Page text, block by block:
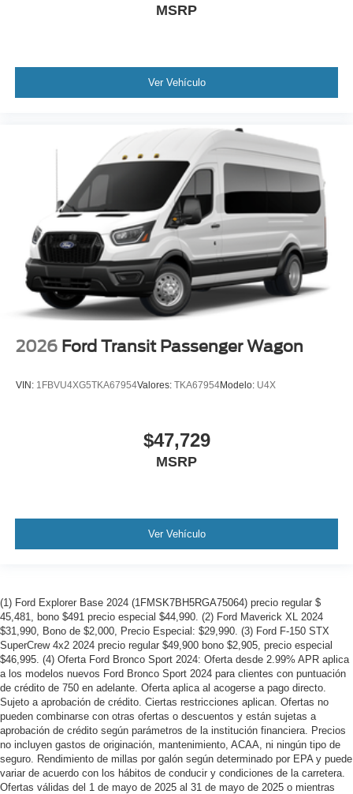
MSRP
Ver Vehículo
2026 Ford Transit Passenger Wagon
VIN: 1FBVU4XG5TKA67954Valores: TKA67954Modelo: U4X
$47,729
MSRP
Ver Vehículo
(1) Ford Explorer Base 2024 (1FMSK7BH5RGA75064) precio regular $
45,481, bono $491 precio especial $44,990. (2) Ford Maverick XL 2024
$31,990, Bono de $2,000, Precio Especial: $29,990. (3) Ford F-150 STX
SuperCrew 4x2 2024 precio regular $49,900 bono $2,905, precio especial
$46,995. (4) Oferta Ford Bronco Sport 2024: Oferta desde 2.99% APR aplica
a los modelos nuevos Ford Bronco Sport 2024 para clientes con puntuación
de crédito de 750 en adelante. Oferta aplica al acogerse a pago directo.
Sujeto a aprobación de crédito. Ciertas restricciones aplican. Ofertas no
pueden combinarse con otras ofertas o descuentos y están sujetas a
aprobación de crédito según parámetros de la institución financiera. Precios
no incluyen gastos de originación, mantenimiento, ACAA, ni ningún tipo de
seguro. Rendimiento de millas por galón según determinado por EPA y puede
variar de acuerdo con los hábitos de conducir y condiciones de la carretera.
Ofertas válidas del 1 de mayo de 2025 al 31 de mayo de 2025 o mientras